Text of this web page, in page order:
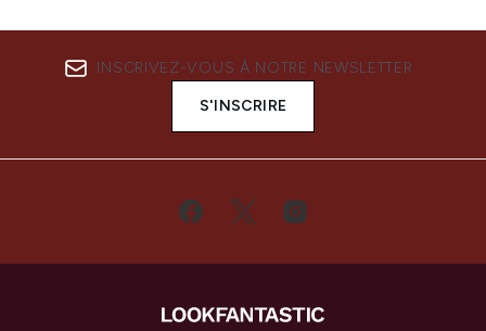
INSCRIVEZ-VOUS À NOTRE NEWSLETTER
S'INSCRIRE